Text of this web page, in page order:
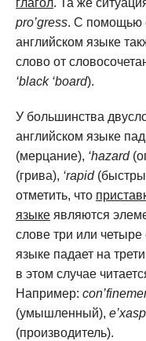
глагол. Та же
pro’gress. С помощью
английском языке
слово от
‘black ‘board).
У большинства
английском языке
(мерцание), ‘hazard
(грива), ‘rapid
отметить, что
языке являются
слове три или четыре
языке падает на
в этом случае
Например:
(умышленный),
(производитель).